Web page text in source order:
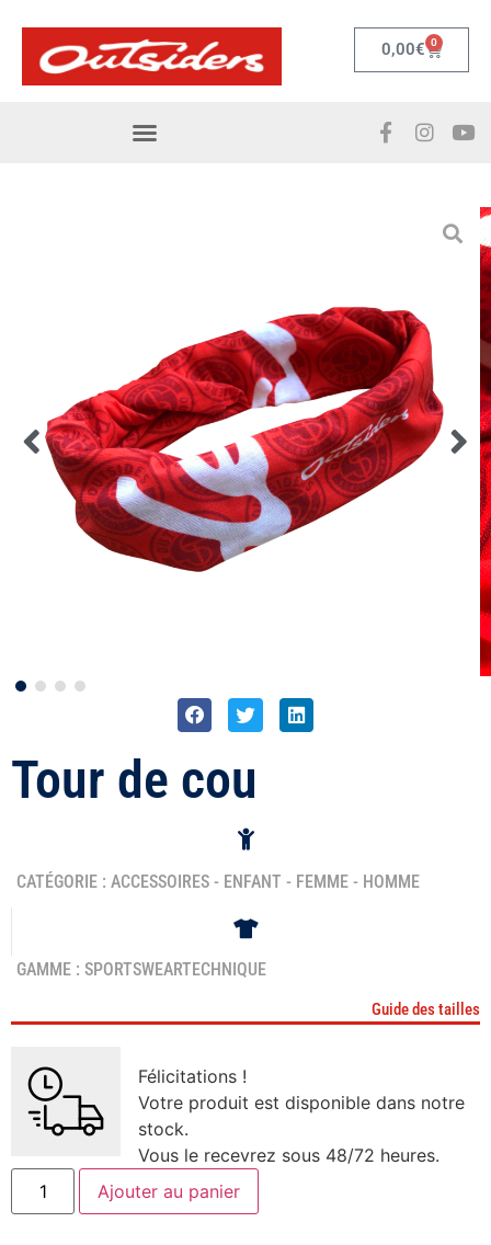
0,00€ 0
Tour de cou
CATÉGORIE : ACCESSOIRES - ENFANT - FEMME - HOMME
GAMME : SPORTSWEARTECHNIQUE
Guide des tailles
Félicitations !
Votre produit est disponible dans notre
stock.
Vous le recevrez sous 48/72 heures.
Ajouter au panier